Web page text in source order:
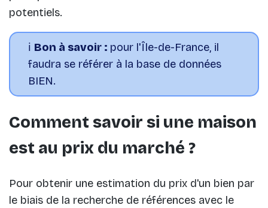
potentiels.
ℹ️ Bon à savoir : pour l'Île-de-France, il
faudra se référer à la base de données
BIEN.
Comment savoir si une maison
est au prix du marché ?
Pour obtenir une estimation du prix d'un bien par
le biais de la recherche de références avec le